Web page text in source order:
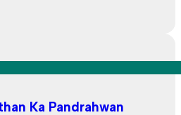
Ka Pandrahwan